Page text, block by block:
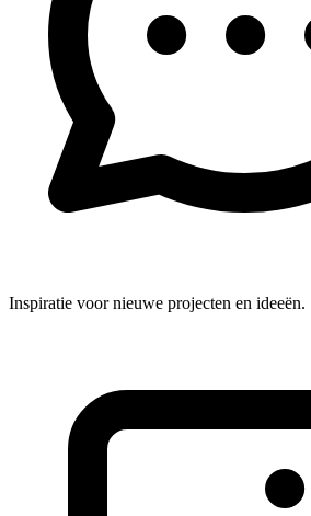
Inspiratie voor nieuwe projecten en ideeën.